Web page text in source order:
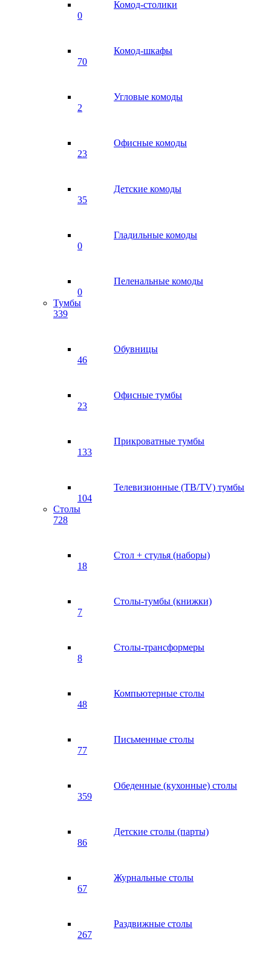
Комод-столики
0
Комод-шкафы
70
Угловые комоды
2
Офисные комоды
23
Детские комоды
35
Гладильные комоды
0
Пеленальные комоды
0
Тумбы
339
Обувницы
46
Офисные тумбы
23
Прикроватные тумбы
133
Телевизионные (ТВ/TV) тумбы
104
Столы
728
Стол + стулья (наборы)
18
Столы-тумбы (книжки)
7
Столы-трансформеры
8
Компьютерные столы
48
Письменные столы
77
Обеденные (кухонные) столы
359
Детские столы (парты)
86
Журнальные столы
67
Раздвижные столы
267